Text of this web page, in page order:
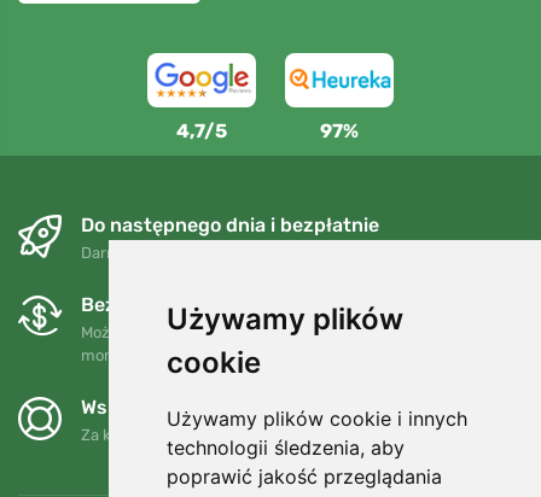
Używamy plików
cookie
Używamy plików cookie i innych
technologii śledzenia, aby
poprawić jakość przeglądania
4,7/5 97%
Do następnego dnia i bezpłatnie
Darmowa wysyłka dla zamówień powyżej 250 PLN
Bezpłatne wymiany i zwroty
Możesz zwrócić lub wymienić swoje zamówienie w dowolnym
momencie w ciągu 90 dni.
Wspieramy Trees.org
Za każde zamówienie sadzimy drzewo! Czytaj więcej